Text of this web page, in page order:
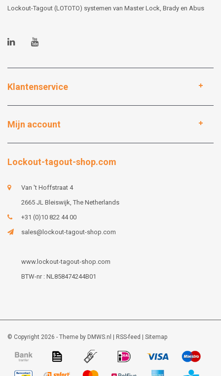
Lockout-Tagout (LOTOTO) systemen van Master Lock, Brady en Abus
Klantenservice
Mijn account
Lockout-tagout-shop.com
Van 't Hoffstraat 4
2665 JL Bleiswijk, The Netherlands
+31 (0)10 822 44 00
sales@lockout-tagout-shop.com
www.lockout-tagout-shop.com
BTW-nr : NL858474244B01
© Copyright 2026 - Theme by DMWS.nl RSS-feed Sitemap